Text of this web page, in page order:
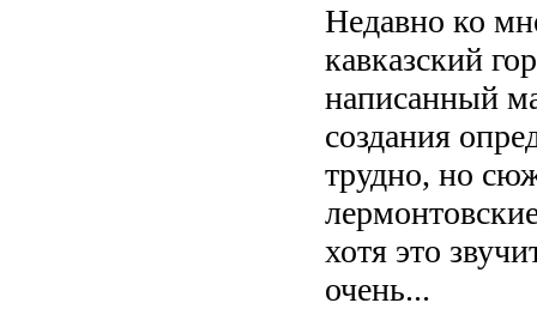
Недавно ко
кавказский
написанный
создания
трудно, но
хотя это
очень...